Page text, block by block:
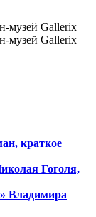
краткое
Гоголя,
Владимира